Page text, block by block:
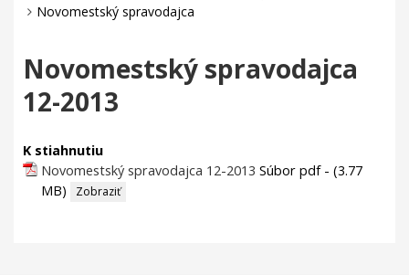
Novomestský spravodajca
Novomestský spravodajca
12-2013
K stiahnutiu
Novomestský spravodajca 12-2013 Súbor pdf - (3.77
MB)
Zobraziť